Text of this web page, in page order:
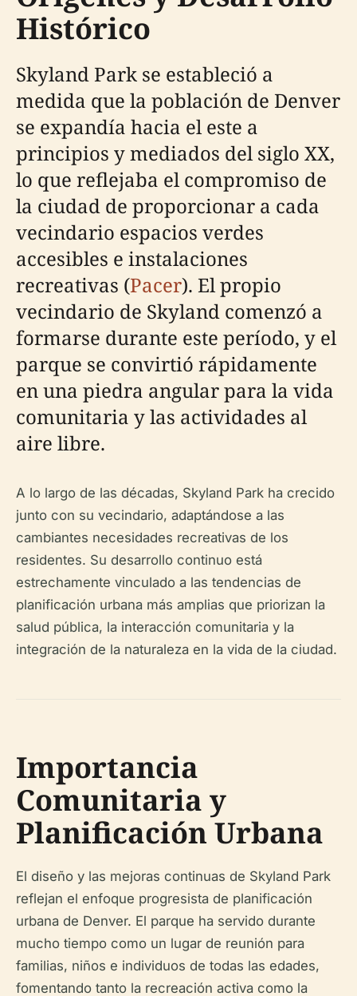
Histórico
Skyland Park se estableció a
medida que la población de Denver
se expandía hacia el este a
principios y mediados del siglo XX,
lo que reflejaba el compromiso de
la ciudad de proporcionar a cada
vecindario espacios verdes
accesibles e instalaciones
recreativas (Pacer). El propio
vecindario de Skyland comenzó a
formarse durante este período, y el
parque se convirtió rápidamente
en una piedra angular para la vida
comunitaria y las actividades al
aire libre.
A lo largo de las décadas, Skyland Park ha crecido
junto con su vecindario, adaptándose a las
cambiantes necesidades recreativas de los
residentes. Su desarrollo continuo está
estrechamente vinculado a las tendencias de
planificación urbana más amplias que priorizan la
salud pública, la interacción comunitaria y la
integración de la naturaleza en la vida de la ciudad.
Importancia
Comunitaria y
Planificación Urbana
El diseño y las mejoras continuas de Skyland Park
reflejan el enfoque progresista de planificación
urbana de Denver. El parque ha servido durante
mucho tiempo como un lugar de reunión para
familias, niños e individuos de todas las edades,
fomentando tanto la recreación activa como la